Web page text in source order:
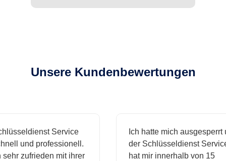
Unsere Kundenbewertungen
Service
und professionell.
zufrieden mit ihrer
Ich hatte mich ausgesperrt und
der Schlüsseldienst Service
hat mir innerhalb von 15